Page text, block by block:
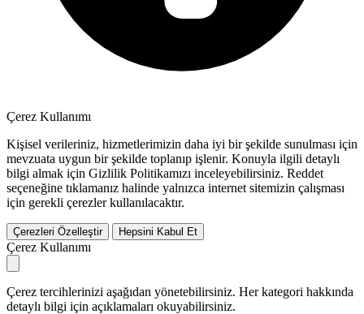
Çerez Kullanımı
Kişisel verileriniz, hizmetlerimizin daha iyi bir şekilde sunulması için
mevzuata uygun bir şekilde toplanıp işlenir. Konuyla ilgili detaylı
bilgi almak için Gizlilik Politikamızı inceleyebilirsiniz. Reddet
seçeneğine tıklamanız halinde yalnızca internet sitemizin çalışması
için gerekli çerezler kullanılacaktır.
Çerezleri Özelleştir Hepsini Kabul Et
Çerez Kullanımı
Çerez tercihlerinizi aşağıdan yönetebilirsiniz. Her kategori hakkında
detaylı bilgi için açıklamaları okuyabilirsiniz.